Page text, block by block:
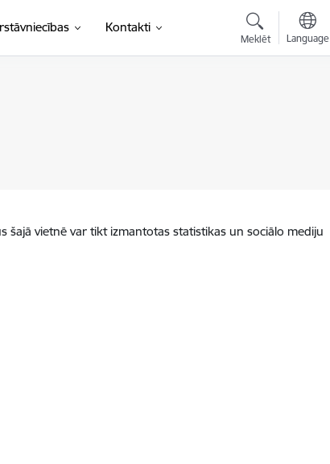
Kontakti
Meklēt Language
šajā vietnē var tikt izmantotas statistikas un sociālo mediju